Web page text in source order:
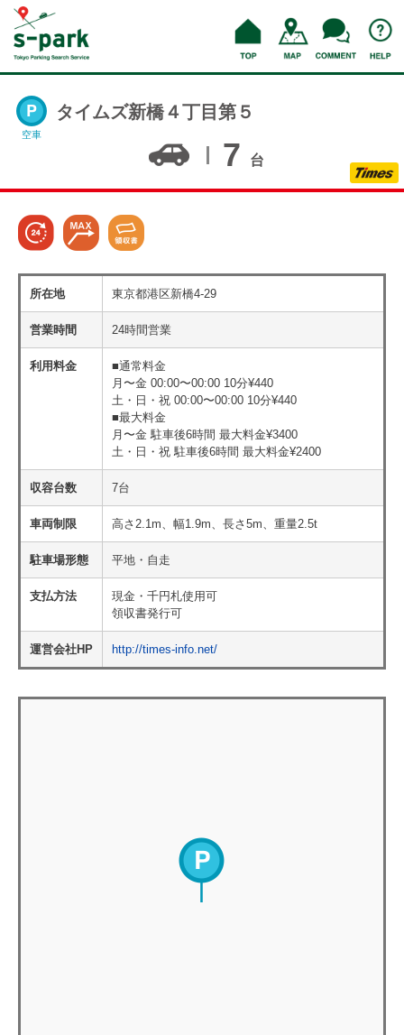
空車
タイムズ新橋４丁目第５
7 台
所在地 東京都港区新橋4-29
営業時間 24時間営業
利用料金
■通常料金
月〜金 00:00〜00:00 10分¥440
土・日・祝 00:00〜00:00 10分¥440
■最大料金
月〜金 駐車後6時間 最大料金¥3400
土・日・祝 駐車後6時間 最大料金¥2400
収容台数 7台
車両制限 高さ2.1m、幅1.9m、長さ5m、重量2.5t
駐車場形態 平地・自走
支払方法
現金・千円札使用可
領収書発行可
運営会社HP http://times-info.net/